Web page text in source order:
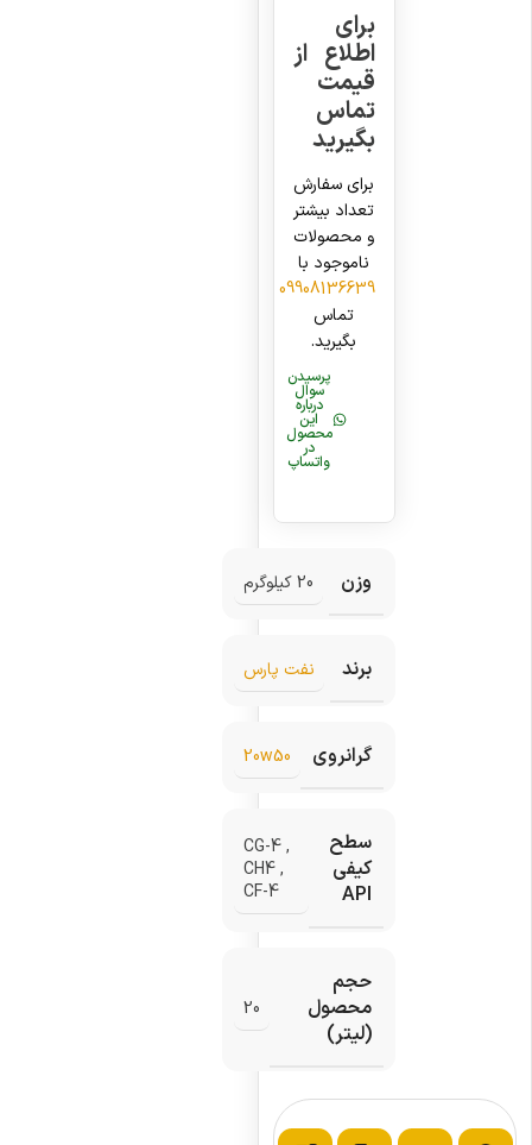
برای
اطلاع از
قیمت
تماس
بگیرید
برای سفارش
تعداد بیشتر
و محصولات
ناموجود با
09908136639
تماس
بگیرید.
پرسیدن
سوال
درباره
این
محصول
در
واتساپ
وزن 20 کیلوگرم
برند نفت پارس
گرانروی 20w50
سطح
کیفی
API
CG-4 ,
CH4 ,
CF-4
حجم
محصول
(لیتر)
20